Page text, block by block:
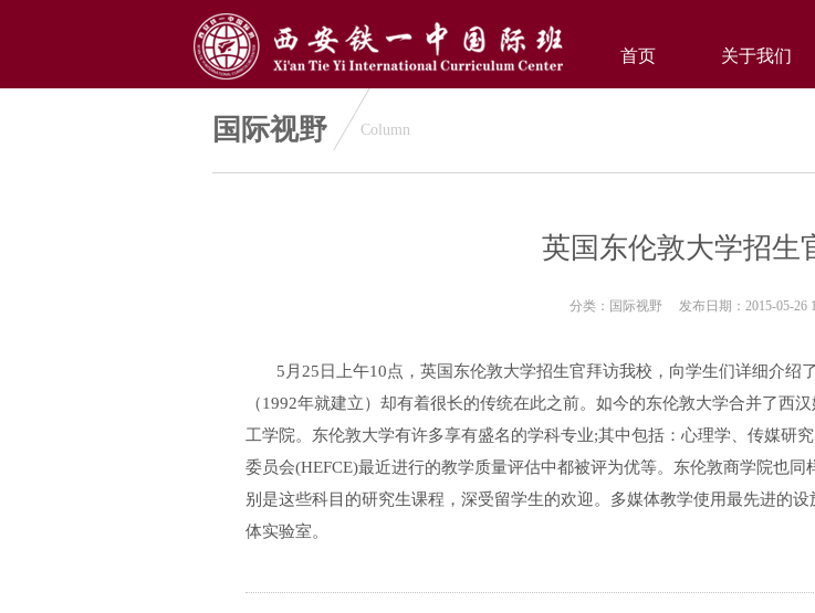
首页 关于我们
国际视野 Column
英国东伦敦大学招生
分类：国际视野 发布日期：2015-05-26
5 月25日
上午10点，英国东伦敦大学招生官拜访我校，向学生们详细介
（1992年就建立）却有着很长的传统在此之前。如今的东伦敦大学合并了西
工学院。东伦敦大学有许多享有盛名的学科专业;其中包括：心理学、传媒研
委员会(HEFCE)最近进行的教学质量评估中都被评为优等。东伦敦商学院也
别是这些科目的研究生课程，深受留学生的欢迎。多媒体教学使用最先进的
体实验室。